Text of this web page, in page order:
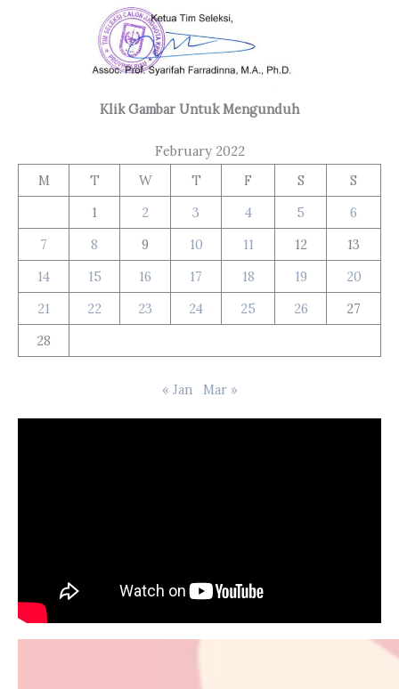
Klik Gambar Untuk Mengunduh
February 2022
M
T W T F S
S
1
2 3 4 5
6
7
8 9 10 11 12
13
14
15 16 17 18 19
20
21
22 23 24 25 26
27
28
« Jan Mar »